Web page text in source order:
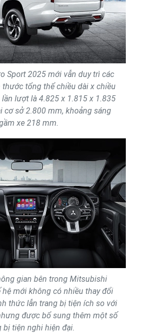
Sport 2025 mới vẫn duy trì các
tổng thể chiều dài x chiều
lượt là 4.825 x 1.815 x 1.835
cơ sở 2.800 mm, khoảng sáng
xe 218 mm.
gian bên trong Mitsubishi
hệ mới không có nhiều thay đổi
thức lẫn trang bị tiện ích so với
được bổ sung thêm một số
bị tiện nghi hiện đại.